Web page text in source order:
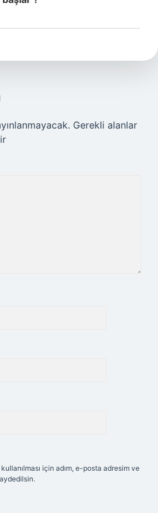
Gerekli alanlar
için adım, e-posta adresim ve